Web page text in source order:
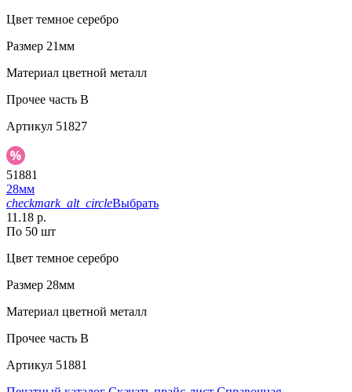
Цвет темное серебро
Размер 21мм
Материал цветной металл
Прочее часть В
Артикул 51827
51881
28мм
checkmark_alt_circleВыбрать
11.18 р.
По 50 шт
Цвет темное серебро
Размер 28мм
Материал цветной металл
Прочее часть B
Артикул 51881